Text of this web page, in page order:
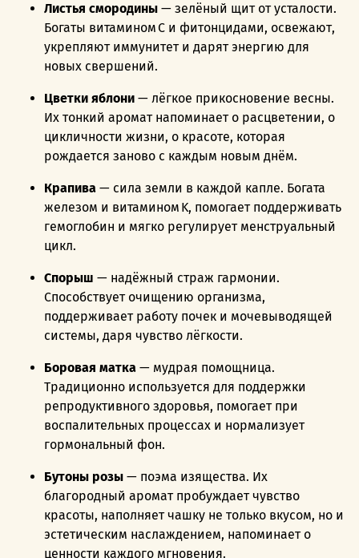
Листья смородины — зелёный щит от усталости.
Богаты витамином C и фитонцидами, освежают,
укрепляют иммунитет и дарят энергию для
новых свершений.
Цветки яблони — лёгкое прикосновение весны.
Их тонкий аромат напоминает о расцветении, о
цикличности жизни, о красоте, которая
рождается заново с каждым новым днём.
Крапива — сила земли в каждой капле. Богата
железом и витамином K, помогает поддерживать
гемоглобин и мягко регулирует менструальный
цикл.
Спорыш — надёжный страж гармонии.
Способствует очищению организма,
поддерживает работу почек и мочевыводящей
системы, даря чувство лёгкости.
Боровая матка — мудрая помощница.
Традиционно используется для поддержки
репродуктивного здоровья, помогает при
воспалительных процессах и нормализует
гормональный фон.
Бутоны розы — поэма изящества. Их
благородный аромат пробуждает чувство
красоты, наполняет чашку не только вкусом, но и
эстетическим наслаждением, напоминает о
ценности каждого мгновения.